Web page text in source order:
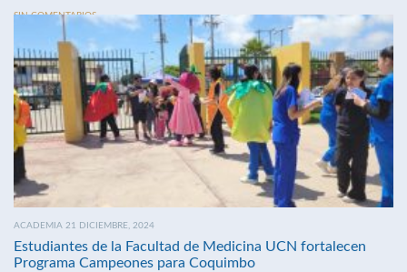
SIN COMENTARIOS
ACADEMIA 21 DICIEMBRE, 2024
Estudiantes de la Facultad de Medicina UCN fortalecen
Programa Campeones para Coquimbo